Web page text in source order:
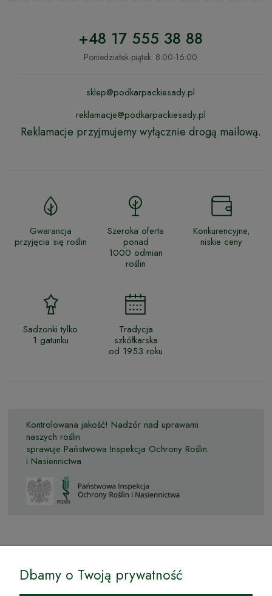
+48 17 555 38 88
Poniedziałek-piątek: 8:00-16:00
sklep@podkarpackiesady.pl
reklamacje@podkarpackiesady.pl
Reklamacje przyjmujemy wyłącznie drogą mailową.
Gwarancja
przyjęcia się roślin
Szeroka oferta
ponad
1000 odmian
roślin
Konkurencyjne,
niskie ceny
Sadzonki tylko
1 gatunku
Tradycja
szkółkarska
od 1953 roku
Kontrolowana jakość! Nadzór nad uprawami
naszych roślin
sprawuje Państwowa Inspekcja Ochrony Roślin
i Nasiennictwa
Dbamy o Twoją prywatność